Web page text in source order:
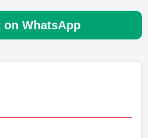
on WhatsApp